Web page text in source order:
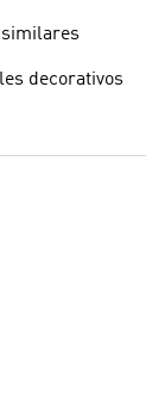
similares
decorativos